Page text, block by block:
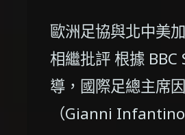
歐洲足協與北中美
相繼批評 根據 BBC
導，國際足總主席
（Gianni